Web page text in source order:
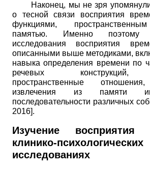
Наконец, мы не зря
о тесной связи восприятия
функциями,
памятью. Именно поэтому
исследования восприятия
описанными выше методиками,
навыка определения времени по
речевых конструкций,
пространственные
извлечения из памяти
последовательности различных
2016].
Изучение
клинико-психологических
исследованиях